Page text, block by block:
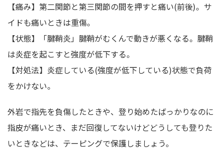
【痛み】第二関節と第三関節の間を押すと痛い(前後)。サ
イドも痛いときは重傷。
【状態】「腱鞘炎」腱鞘がむくんで動きが悪くなる。腱鞘
は炎症を起こすと強度が低下する。
【対処法】炎症している(強度が低下している)状態で負荷
をかけない。
外岩で指先を負傷したときや、登り始めたばっかりなのに
指皮が痛いとき、まだ回復してないけどどうしても登りた
いときなどは、テーピングで保護しましょう。